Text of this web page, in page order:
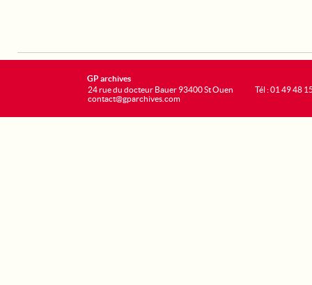
GP archives
24 rue du docteur Bauer 93400 St Ouen
contact@gparchives.com
Tél : 01 49 48